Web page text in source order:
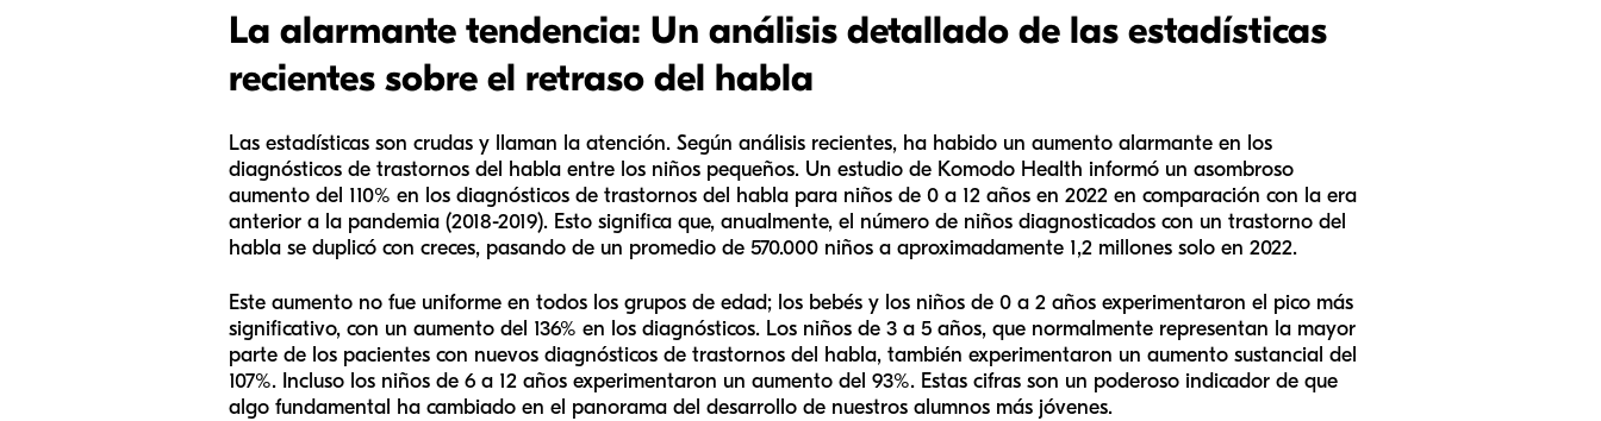
La alarmante tendencia: Un análisis detallado de las estadísticas
recientes sobre el retraso del habla
Las estadísticas son crudas y llaman la atención. Según análisis recientes, ha habido un aumento alarmante en los
diagnósticos de trastornos del habla entre los niños pequeños. Un estudio de Komodo Health informó un asombroso
aumento del 110% en los diagnósticos de trastornos del habla para niños de 0 a 12 años en 2022 en comparación con la era
anterior a la pandemia (2018-2019). Esto significa que, anualmente, el número de niños diagnosticados con un trastorno del
habla se duplicó con creces, pasando de un promedio de 570.000 niños a aproximadamente 1,2 millones solo en 2022.
Este aumento no fue uniforme en todos los grupos de edad; los bebés y los niños de 0 a 2 años experimentaron el pico más
significativo, con un aumento del 136% en los diagnósticos. Los niños de 3 a 5 años, que normalmente representan la mayor
parte de los pacientes con nuevos diagnósticos de trastornos del habla, también experimentaron un aumento sustancial del
107%. Incluso los niños de 6 a 12 años experimentaron un aumento del 93%. Estas cifras son un poderoso indicador de que
algo fundamental ha cambiado en el panorama del desarrollo de nuestros alumnos más jóvenes.